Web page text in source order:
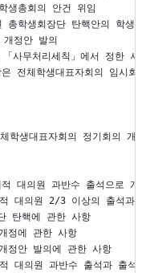
생총회의 안건 위임
학생회장단 탄핵안의 학생
정안 발의
사무처리세칙」에서 정한
전체학생대표자회의 임시
체학생대표자회의 정기회의
대의원 과반수 출석으로
대의원 2/3 이상의 출석과
탄핵에 관한 사항
정에 관한 사항
정안 발의에 관한 사항
대의원 과반수 출석과 출